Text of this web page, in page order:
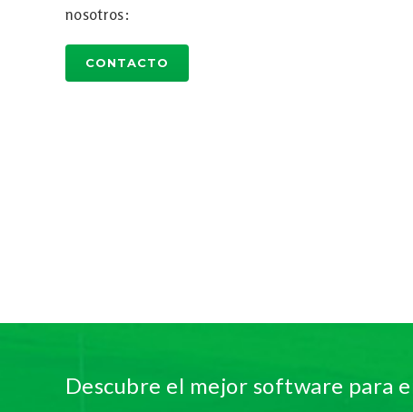
nosotros:
CONTACTO
Descubre el mejor software para